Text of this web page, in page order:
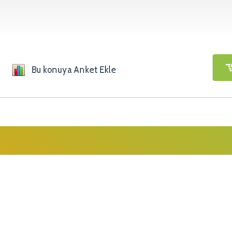
Bu konuya Anket Ekle